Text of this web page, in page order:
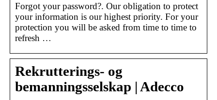
Forgot your password?. Our obligation to protect
your information is our highest priority. For your
protection you will be asked from time to time to
refresh …
Rekrutterings- og
bemanningsselskap | Adecco